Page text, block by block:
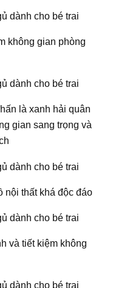
không gian phòng
là xanh hải quân
gian sang trọng và
nội thất khá độc đáo
và tiết kiệm không